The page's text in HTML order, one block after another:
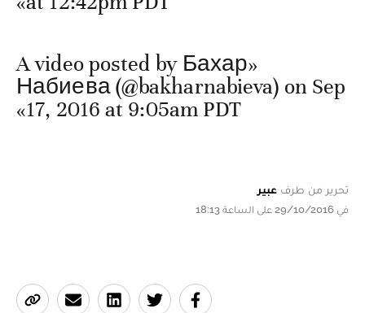
«A video posted by Бахар
Набиева (@bakharnabieva) on Sep
17, 2016 at 9:05am PDT»
تحرير من طرف عبير
في 29/10/2016 على الساعة 18:13